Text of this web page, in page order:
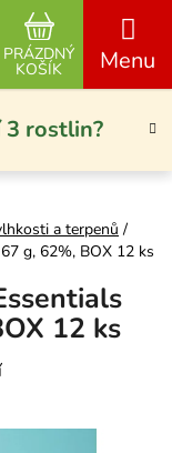
3 rostlin?
NÁKUPNÍ
PRÁZDNÝ
KOŠÍK
a terpenů /
g, 62%, BOX 12 ks
12 ks